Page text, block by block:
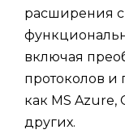
расширения
включая
протоколов и
как MS Azure,
других.